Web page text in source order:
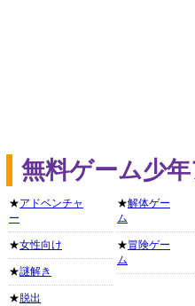
無料ゲーム少
★アドベンチャ
ー
★女性向け
★謎解き
★ 脱出
★解体ゲー
ム
★冒険ゲー
ム